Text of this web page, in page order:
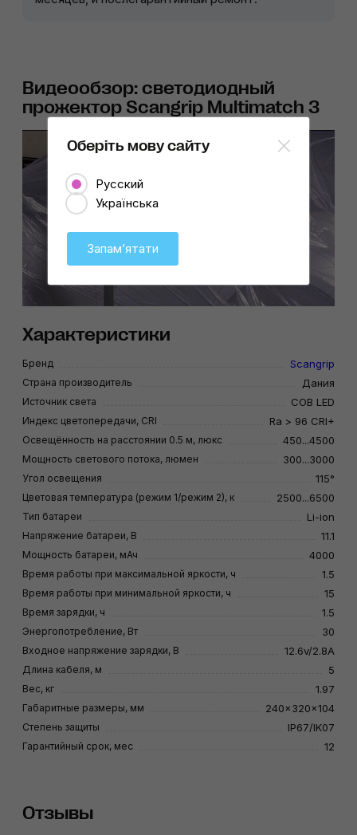
Видеообзор: светодиодный
прожектор Scangrip Multimatch 3
Характеристики
Бренд Scangrip
Страна производитель Дания
Источник света COB LED
Индекс цветопередачи, CRI Ra > 96 CRI+
Освещённость на расстоянии 0.5 м, люкс 450...4500
Мощность светового потока, люмен 300...3000
Угол освещения 115°
Цветовая температура (режим 1/режим 2), к 2500...6500
Тип батареи Li-ion
Напряжение батареи, В 11.1
Мощность батареи, мАч 4000
Время работы при максимальной яркости, ч 1.5
Время работы при минимальной яркости, ч 15
Время зарядки, ч 1.5
Энергопотребление, Вт 30
Входное напряжение зарядки, В 12.6v/2.8A
Длина кабеля, м 5
Вес, кг 1.97
Габаритные размеры, мм 240×320×104
Степень защиты IP67/IK07
Гарантийный срок, мес 12
Отзывы
Оберіть мову сайту
Русский
Українська
Запамʼятати